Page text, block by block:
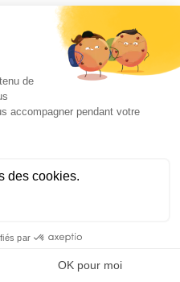
pour le groupe
le centre-ville ou près